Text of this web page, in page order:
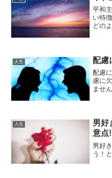
平和
い特
どの
人生 配慮
配慮
慮に
ませ
人生
男好
意点!
男好
う！